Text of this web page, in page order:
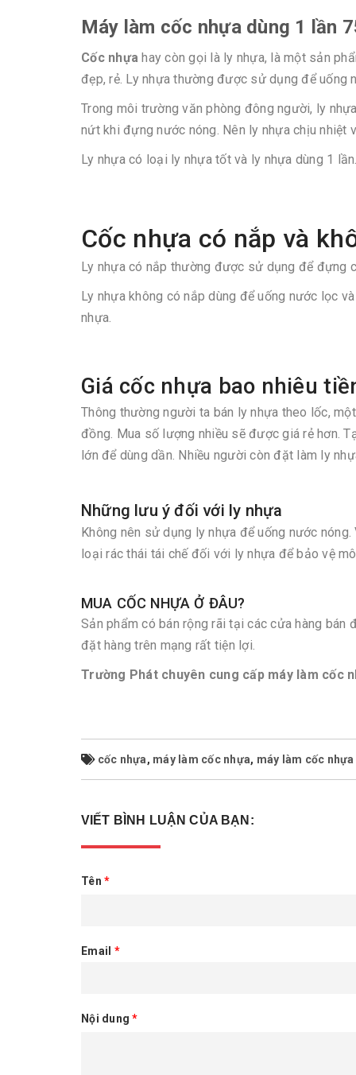
Máy làm cốc nhựa dùng 1 lần
Cốc nhựa hay còn gọi là ly nhựa, là một sản
đẹp, rẻ. Ly nhựa thường được sử dụng để uống
Trong môi trường văn phòng đông người, ly
nứt khi đựng nước nóng. Nên ly nhựa chịu nhiệt
Ly nhựa có loại ly nhựa tốt và ly nhựa dùng 1
Cốc nhựa có nắp và
Ly nhựa có nắp thường được sử dụng để đựng
Ly nhựa không có nắp dùng để uống nước lọc
nhựa.
Giá cốc nhựa bao nhiêu
Thông thường người ta bán ly nhựa theo lốc,
đồng. Mua số lượng nhiều sẽ được giá rẻ hơn.
lớn để dùng dần. Nhiều người còn đặt làm ly
Những lưu ý đối với ly nhựa
Không nên sử dụng ly nhựa để uống nước
loại rác thái tái chế đối với ly nhựa để bảo vệ
MUA CỐC NHỰA Ở ĐÂU?
Sản phẩm có bán rộng rãi tại các cửa hàng bán
đặt hàng trên mạng rất tiện lợi.
Trường Phát chuyên cung cấp máy làm cốc
cốc nhựa, máy làm cốc nhựa, máy làm cốc
VIẾT BÌNH LUẬN CỦA BẠN:
Tên *
Email *
Nội dung*